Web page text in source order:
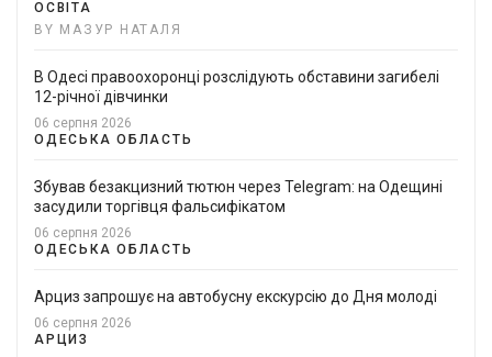
ОСВІТА
BY МАЗУР НАТАЛЯ
В Одесі правоохоронці розслідують обставини загибелі
12-річної дівчинки
06 серпня 2026
ОДЕСЬКА ОБЛАСТЬ
Збував безакцизний тютюн через Telegram: на Одещині
засудили торгівця фальсифікатом
06 серпня 2026
ОДЕСЬКА ОБЛАСТЬ
Арциз запрошує на автобусну екскурсію до Дня молоді
06 серпня 2026
АРЦИЗ